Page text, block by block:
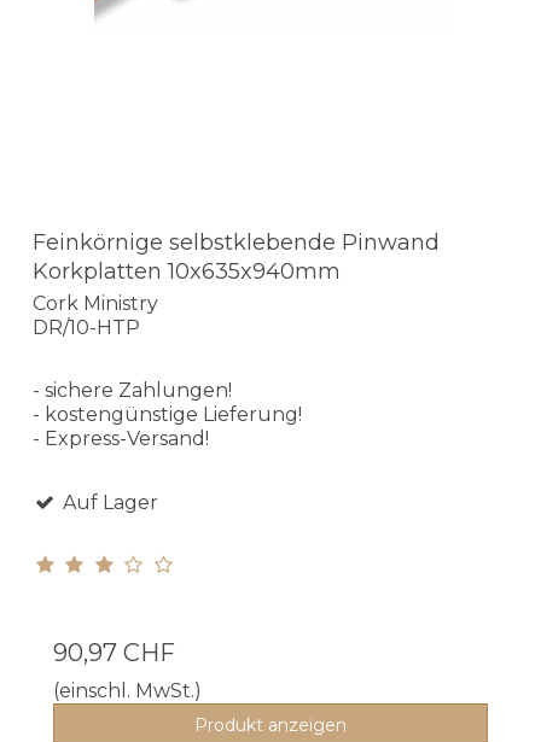
Feinkörnige selbstklebende Pinwand
Korkplatten 10x635x940mm
Cork Ministry
DR/10-HTP
- sichere Zahlungen!
- kostengünstige Lieferung!
- Express-Versand!
Auf Lager
90,97 CHF
(einschl. MwSt.)
Produkt anzeigen